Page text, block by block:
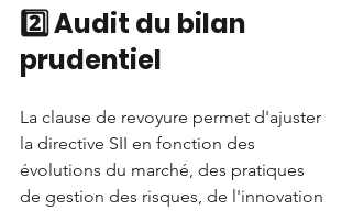
2️⃣ Audit du bilan
prudentiel
La clause de revoyure permet d'ajuster
la directive SII en fonction des
évolutions du marché, des pratiques
de gestion des risques, de l'innovation